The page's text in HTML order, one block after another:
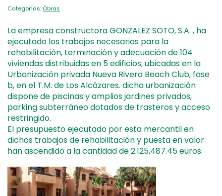
Categorías: Obras
La empresa constructora GONZALEZ SOTO, S.A. , ha
ejecutado los trabajos necesarios para la
rehabilitación, terminación y adecuación de 104
viviendas distribuidas en 5 edificios, ubicadas en la
Urbanización privada Nueva Rivera Beach Club, fase
b, en el T.M. de Los Alcázares. dicha urbanización
dispone de piscinas y amplios jardines privados,
parking subterráneo dotados de trasteros y acceso
restringido.
El presupuesto ejecutado por esta mercantil en
dichos trabajos de rehabilitación y puesta en valor
han ascendido a la cantidad de 2.125,487.45 euros.